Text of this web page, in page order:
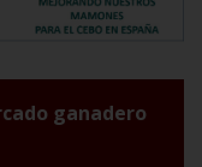
ganadero